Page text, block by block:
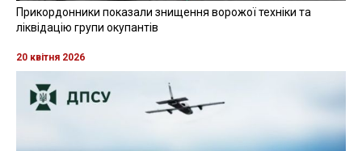
Прикордонники показали знищення ворожої техніки та
ліквідацію групи окупантів
20 квітня 2026